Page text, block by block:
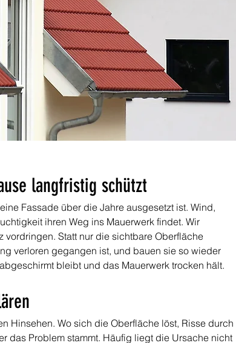
langfristig schützt
Fassade über die Jahre ausgesetzt ist. Wind,
ihren Weg ins Mauerwerk findet. Wir
vordringen. Statt nur die sichtbare Oberfläche
verloren gegangen ist, und bauen sie so wieder
bleibt und das Mauerwerk trocken hält.
Hinsehen. Wo sich die Oberfläche löst, Risse durch
das Problem stammt. Häufig liegt die Ursache nicht